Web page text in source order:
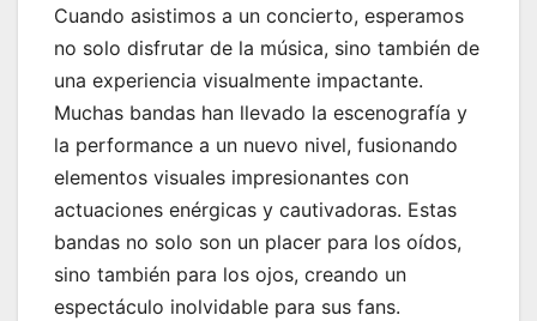
Cuando asistimos a un concierto, esperamos
no solo disfrutar de la música, sino también de
una experiencia visualmente impactante.
Muchas bandas han llevado la escenografía y
la performance a un nuevo nivel, fusionando
elementos visuales impresionantes con
actuaciones enérgicas y cautivadoras. Estas
bandas no solo son un placer para los oídos,
sino también para los ojos, creando un
espectáculo inolvidable para sus fans.